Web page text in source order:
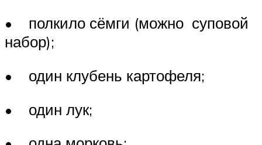
• полкило сёмги (можно суповой
набор);
• один клубень картофеля;
• один лук;